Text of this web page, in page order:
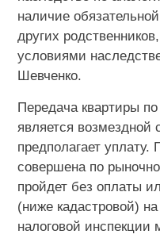
наличие
других
условиями
Шевченко.
Передача квартиры
является возмездной
предполагает
совершена по
пройдет без оплаты
(ниже кадастровой)
налоговой инспекции